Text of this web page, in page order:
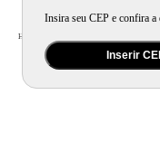
Insira seu CEP e confira a
Inserir
Home